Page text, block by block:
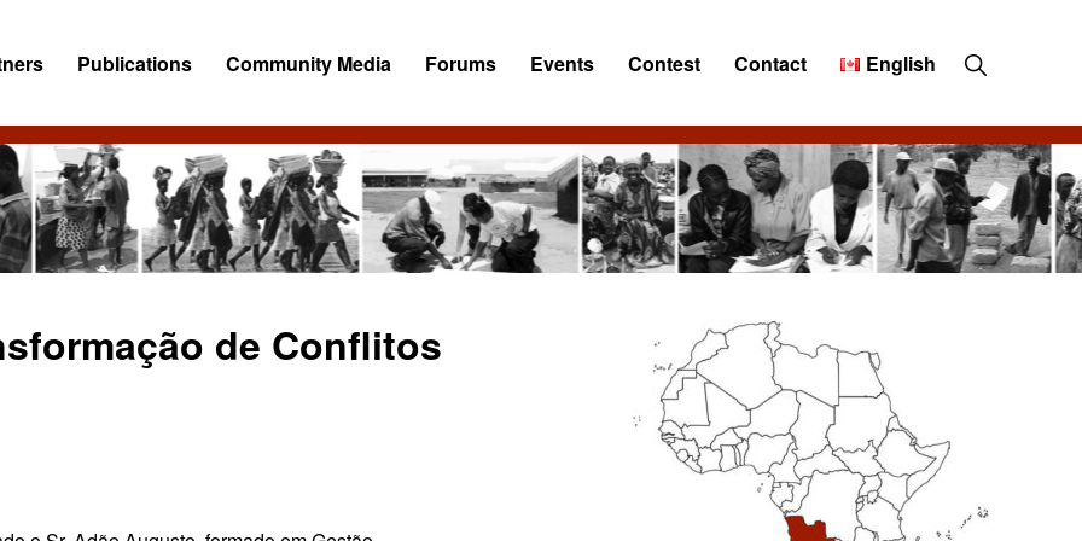
Publications Community Media Forums Events Contest Contact English Show
Search
de Conflitos
Primary
Sidebar